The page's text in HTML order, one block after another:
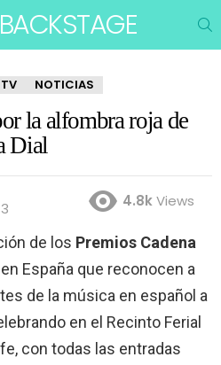
NOTICIAS
la alfombra roja de
Dial
4.8kViews
de los Premios Cadena
España que reconocen a
de la música en español a
en el Recinto Ferial
con todas las entradas